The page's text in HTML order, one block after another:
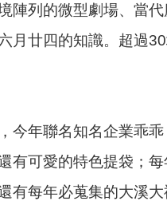
陣列的微型劇場、當
月廿四的知識。超過
今年聯名知名企業乖
有可愛的特色提袋；
有每年必蒐集的大溪